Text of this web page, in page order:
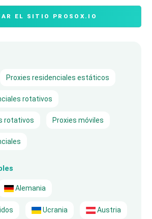
EL SITIO PROSOX.IO
Proxies residenciales estáticos
rotativos
rotativos Proxies móviles
Alemania
Ucrania Austria